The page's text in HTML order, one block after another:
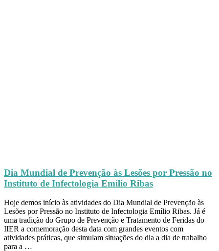
Dia Mundial de Prevenção às Lesões por Pressão no
Instituto de Infectologia Emílio Ribas
Hoje demos início às atividades do Dia Mundial de Prevenção às
Lesões por Pressão no Instituto de Infectologia Emílio Ribas. Já é
uma tradição do Grupo de Prevenção e Tratamento de Feridas do
IIER a comemoração desta data com grandes eventos com
atividades práticas, que simulam situações do dia a dia de trabalho
para a …